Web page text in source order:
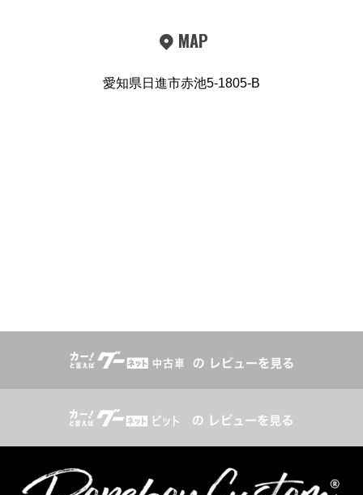
MAP
愛知県日進市赤池5-1805-B